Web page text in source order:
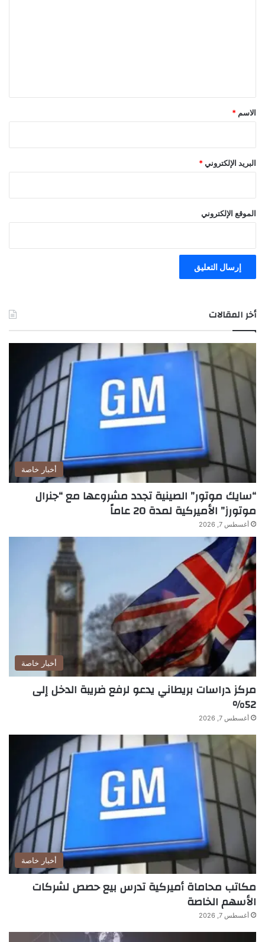
*
الاسم *
البريد الإلكتروني *
الموقع الإلكتروني
أخر المقالات
أخبار خاصة
“سايك موتور” الصينية تجدد مشروعها مع “جنرال
موتورز” الأميركية لمدة 20 عاماً
أغسطس 7, 2026
أخبار خاصة
مركز دراسات بريطاني يدعو لرفع ضريبة الدخل إلى
52%
أغسطس 7, 2026
أخبار خاصة
مكاتب محاماة أميركية تدرس بيع حصص لشركات
الأسهم الخاصة
أغسطس 7, 2026